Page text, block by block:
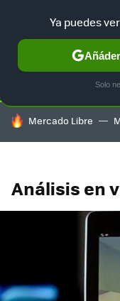
SELECCIÓN GAMING
HOY SE HABLA DE
Mercado Libre
Análisis en
Ya puedes
Solo